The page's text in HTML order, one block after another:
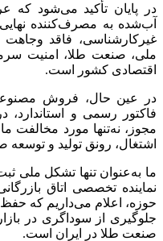
در پایان تأکید می‌شود
آب‌شده به مصرف‌کننده نهایی
غیرکارشناسی، فاقد وجاهت
ملی، صنعت طلا، امنیت
اقتصادی کشور است.
در عین حال، فروش
فاکتور رسمی و
مجوز، نه‌تنها مورد مخالفت
اشتغال، رونق تولید و توسعه
ما به‌عنوان تنها تشکل ملی
نماینده تخصصی اتاق
حوزه، اعلام می‌داریم که
جلوگیری از سوداگری در
صنعت طلا در ایران است.